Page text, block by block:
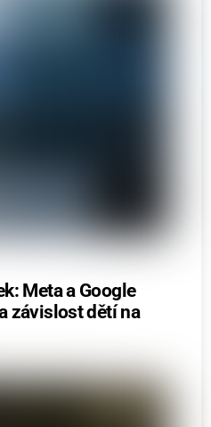
Meta a Google
závislost dětí na